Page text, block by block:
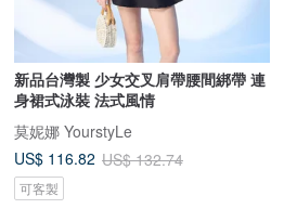
新品台灣製 少女交叉肩帶腰間綁帶 連
身裙式泳裝 法式風情
莫妮娜 YourstyLe
US$ 116.82 US$ 132.74
可客製